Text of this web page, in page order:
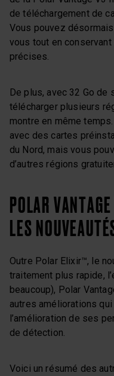
de téléchargement de
Vous pouvez
vous tout en
précises.
De plus, avec 32 Go de
télécharger plusieurs
montre en même
avec des cartes
du Nord, mais vous
d’autres régions
POLAR
LES
Outre Polar Elixir™, le
traitement plus rapide,
beaucoup), Polar
autres améliorations
l’amélioration de ses
de détection.
Voici un résumé des